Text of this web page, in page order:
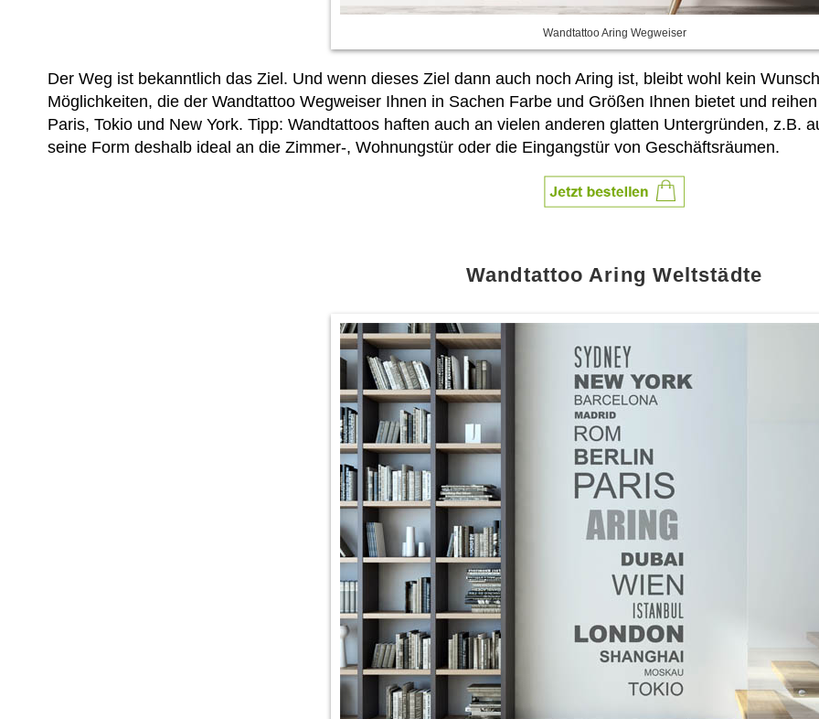
Wandtattoo Aring Wegweiser
Der Weg ist bekanntlich das Ziel. Und wenn dieses Ziel dann auch noch Aring ist, bleibt wohl kein
Möglichkeiten, die der Wandtattoo Wegweiser Ihnen in Sachen Farbe und Größen Ihnen bietet und
Paris, Tokio und New York. Tipp: Wandtattoos haften auch an vielen anderen glatten Untergründen, z.B.
seine Form deshalb ideal an die Zimmer-, Wohnungstür oder die Eingangstür von Geschäftsräumen.
Wandtattoo Aring Weltstädte